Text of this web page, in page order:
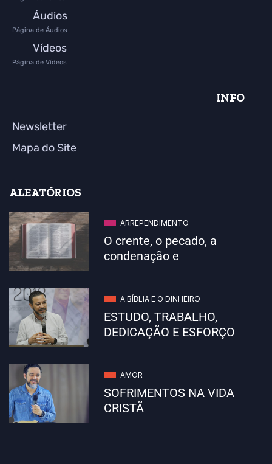
Áudios
Página de Áudios
Vídeos
Página de Vídeos
INFO
Newsletter
Mapa do Site
ALEATÓRIOS
ARREPENDIMENTO
O crente, o pecado, a
condenação e
A BÍBLIA E O DINHEIRO
ESTUDO, TRABALHO,
DEDICAÇÃO E ESFORÇO
AMOR
SOFRIMENTOS NA VIDA
CRISTÃ